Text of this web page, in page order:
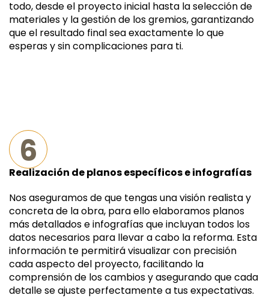
todo, desde el proyecto inicial hasta la selección de
materiales y la gestión de los gremios, garantizando
que el resultado final sea exactamente lo que
esperas y sin complicaciones para ti.
6
Realización de planos específicos e infografías
Nos aseguramos de que tengas una visión realista y
concreta de la obra, para ello elaboramos planos
más detallados e infografías que incluyan todos los
datos necesarios para llevar a cabo la reforma. Esta
información te permitirá visualizar con precisión
cada aspecto del proyecto, facilitando la
comprensión de los cambios y asegurando que cada
detalle se ajuste perfectamente a tus expectativas.